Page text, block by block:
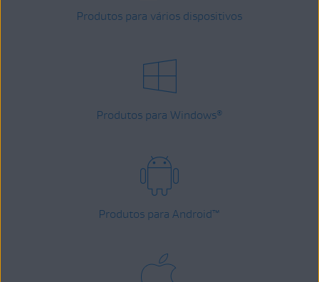
Produtos para vários dispositivos
Produtos para Windows®
Produtos para Android™